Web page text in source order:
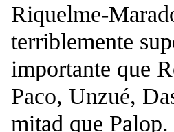
Riquelme-
terriblemente
importante que
Paco, Unzué,
mitad que Palop.